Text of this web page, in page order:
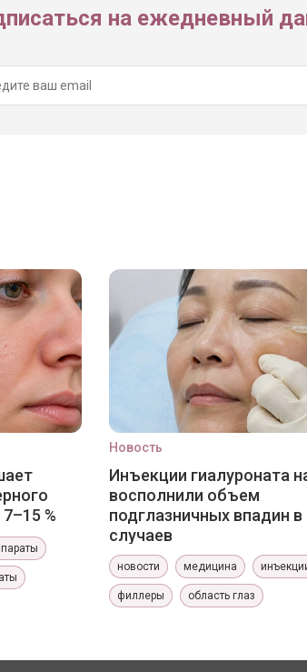
на ежедневный
%
Новость
Инъекции гиалуроната
восполнили объем
подглазничных впадин в
случаев
новости медицина
филлеры область глаз